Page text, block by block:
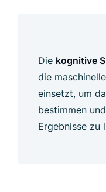
Die kognitive
die
einsetzt, um
bestimmen
Ergebnisse zu